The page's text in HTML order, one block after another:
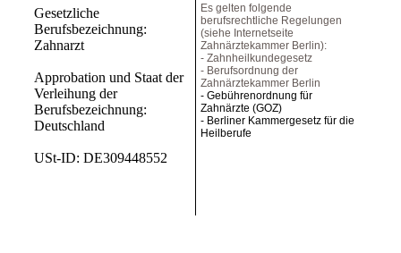
Gesetzliche
Berufsbezeichnung:
Zahnarzt
Approbation und Staat der
Verleihung der
Berufsbezeichnung:
Deutschland
USt-ID: DE309448552
Es gelten folgende
berufsrechtliche Regelungen
(siehe Internetseite
Zahnärztekammer Berlin):
- Zahnheilkundegesetz
- Berufsordnung der
Zahnärztekammer Berlin
- Gebührenordnung für
Zahnärzte (GOZ)
- Berliner Kammergesetz für die
Heilberufe